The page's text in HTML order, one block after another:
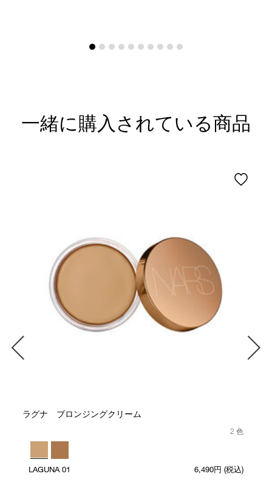
一緒に購入されている商品
ラグナ ブロンジングクリーム
2 色
LAGUNA 01 6,490円 (税込)